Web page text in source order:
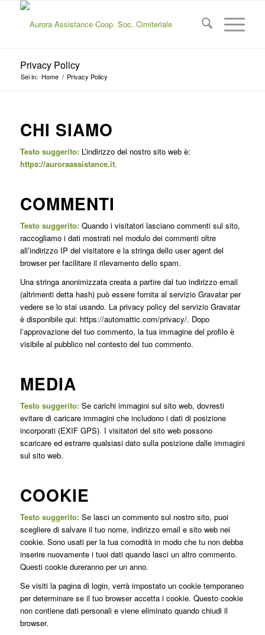
Privacy Policy
Sei in: Home / Privacy Policy
CHI SIAMO
Testo suggerito: L’indirizzo del nostro sito web è:
https://auroraassistance.it.
COMMENTI
Testo suggerito: Quando i visitatori lasciano commenti sul sito,
raccogliamo i dati mostrati nel modulo dei commenti oltre
all’indirizzo IP del visitatore e la stringa dello user agent del
browser per facilitare il rilevamento dello spam.
Una stringa anonimizzata creata a partire dal tuo indirizzo email
(altrimenti detta hash) può essere fornita al servizio Gravatar per
vedere se lo stai usando. La privacy policy del servizio Gravatar
è disponibile qui: https://automattic.com/privacy/. Dopo
l’approvazione del tuo commento, la tua immagine del profilo è
visibile al pubblico nel contesto del tuo commento.
MEDIA
Testo suggerito: Se carichi immagini sul sito web, dovresti
evitare di caricare immagini che includono i dati di posizione
incorporati (EXIF GPS). I visitatori del sito web possono
scaricare ed estrarre qualsiasi dato sulla posizione dalle immagini
sul sito web.
COOKIE
Testo suggerito: Se lasci un commento sul nostro sito, puoi
scegliere di salvare il tuo nome, indirizzo email e sito web nei
cookie. Sono usati per la tua comodità in modo che tu non debba
inserire nuovamente i tuoi dati quando lasci un altro commento.
Questi cookie dureranno per un anno.
Se visiti la pagina di login, verrà impostato un cookie temporaneo
per determinare se il tuo browser accetta i cookie. Questo cookie
non contiene dati personali e viene eliminato quando chiudi il
browser.